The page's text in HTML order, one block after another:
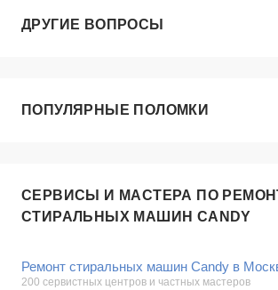
ДРУГИЕ ВОПРОСЫ
ПОПУЛЯРНЫЕ ПОЛОМКИ
СЕРВИСЫ И МАСТЕРА ПО
СТИРАЛЬНЫХ МАШИН CANDY
Ремонт стиральных машин Candy в
200 сервистных центров и частных мастеров